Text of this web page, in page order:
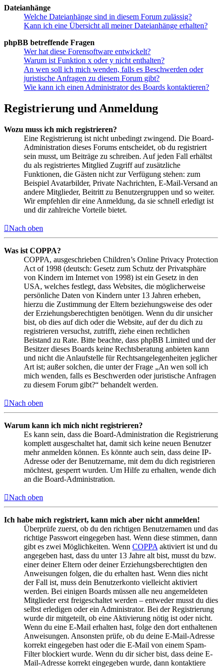
Dateianhänge
Welche Dateianhänge sind in diesem Forum zulässig?
Kann ich eine Übersicht all meiner Dateianhänge erhalten?
phpBB betreffende Fragen
Wer hat diese Forensoftware entwickelt?
Warum ist Funktion x oder y nicht enthalten?
An wen soll ich mich wenden, falls es Beschwerden oder
juristische Anfragen zu diesem Forum gibt?
Wie kann ich einen Administrator des Boards kontaktieren?
Registrierung und Anmeldung
Wozu muss ich mich registrieren?
Eine Registrierung ist nicht unbedingt zwingend. Die Board-
Administration dieses Forums entscheidet, ob du registriert
sein musst, um Beiträge zu schreiben. Auf jeden Fall erhältst
du als registriertes Mitglied Zugriff auf zusätzliche
Funktionen, die Gästen nicht zur Verfügung stehen: zum
Beispiel Avatarbilder, Private Nachrichten, E-Mail-Versand an
andere Mitglieder, Beitritt zu Benutzergruppen und so weiter.
Wir empfehlen dir eine Anmeldung, da sie schnell erledigt ist
und dir zahlreiche Vorteile bietet.
Nach oben
Was ist COPPA?
COPPA, ausgeschrieben Children’s Online Privacy Protection
Act of 1998 (deutsch: Gesetz zum Schutz der Privatsphäre
von Kindern im Internet von 1998) ist ein Gesetz in den
USA, welches festlegt, dass Websites, die möglicherweise
persönliche Daten von Kindern unter 13 Jahren erheben,
hierzu die Zustimmung der Eltern beziehungsweise des oder
der Erziehungsberechtigten benötigen. Wenn du dir unsicher
bist, ob dies auf dich oder die Website, auf der du dich zu
registrieren versuchst, zutrifft, ziehe einen rechtlichen
Beistand zu Rate. Bitte beachte, dass phpBB Limited und der
Besitzer dieses Boards keine Rechtsberatung anbieten kann
und nicht die Anlaufstelle für Rechtsangelegenheiten jeglicher
Art ist; außer solchen, die unter der Frage „An wen soll ich
mich wenden, falls es Beschwerden oder juristische Anfragen
zu diesem Forum gibt?“ behandelt werden.
Nach oben
Warum kann ich mich nicht registrieren?
Es kann sein, dass die Board-Administration die Registrierung
komplett ausgeschaltet hat, damit sich keine neuen Benutzer
mehr anmelden können. Es könnte auch sein, dass deine IP-
Adresse oder der Benutzername, mit dem du dich registrieren
möchtest, gesperrt wurden. Um Hilfe zu erhalten, wende dich
an die Board-Administration.
Nach oben
Ich habe mich registriert, kann mich aber nicht anmelden!
Überprüfe zuerst, ob du den richtigen Benutzernamen und das
richtige Passwort eingegeben hast. Wenn diese stimmen, dann
gibt es zwei Möglichkeiten. Wenn COPPA aktiviert ist und du
angegeben hast, dass du unter 13 Jahre alt bist, musst du bzw.
einer deiner Eltern oder deiner Erziehungsberechtigten den
Anweisungen folgen, die du erhalten hast. Wenn dies nicht
der Fall ist, muss dein Benutzerkonto vielleicht aktiviert
werden. Bei einigen Boards müssen alle neu angemeldeten
Mitglieder erst freigeschaltet werden – entweder musst du dies
selbst erledigen oder ein Administrator. Bei der Registrierung
wurde dir mitgeteilt, ob eine Aktivierung nötig ist oder nicht.
Wenn du eine E-Mail erhalten hast, folge den dort enthaltenen
Anweisungen. Ansonsten prüfe, ob du deine E-Mail-Adresse
korrekt eingegeben hast oder die E-Mail von einem Spam-
Filter blockiert wurde. Wenn du dir sicher bist, dass deine E-
Mail-Adresse korrekt eingegeben wurde, dann kontaktiere